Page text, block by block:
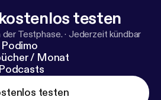
] testen
Testphase. · Jederzeit kündbar
/ Monat
testen